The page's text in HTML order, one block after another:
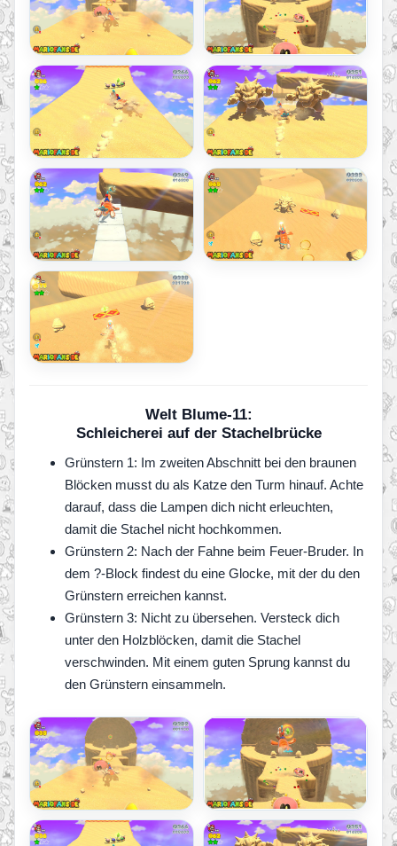
Welt Blume-11:
Schleicherei auf der Stachelbrücke
Grünstern 1: Im zweiten Abschnitt bei den braunen
Blöcken musst du als Katze den Turm hinauf. Achte
darauf, dass die Lampen dich nicht erleuchten,
damit die Stachel nicht hochkommen.
Grünstern 2: Nach der Fahne beim Feuer-Bruder. In
dem ?-Block findest du eine Glocke, mit der du den
Grünstern erreichen kannst.
Grünstern 3: Nicht zu übersehen. Versteck dich
unter den Holzblöcken, damit die Stachel
verschwinden. Mit einem guten Sprung kannst du
den Grünstern einsammeln.